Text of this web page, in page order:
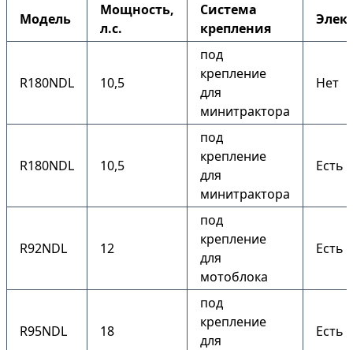
Модель
Мощность,
л.с.
Система
крепления
R180NDL 10,5
под
крепление
для
минитрактора
Нет
R180NDL 10,5
под
крепление
для
минитрактора
Есть
R92NDL 12
под
крепление
для
мотоблока
Есть
R95NDL 18
под
крепление
для
Есть